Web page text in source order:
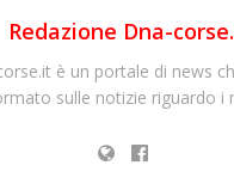
Redazione Dna-
è un portale di news
sulle notizie riguardo i